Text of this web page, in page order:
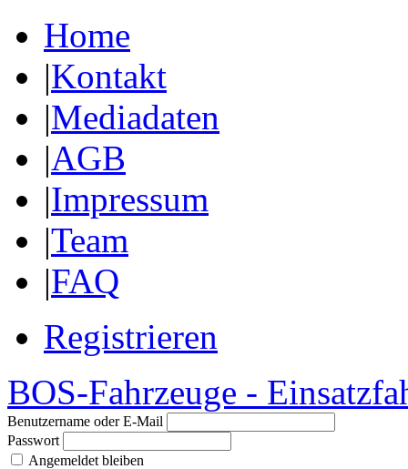
Home
|Kontakt
|Mediadaten
|AGB
|Impressum
|Team
|FAQ
Registrieren
BOS-Fahrzeuge -
Benutzername oder E-Mail
Passwort
Angemeldet bleiben